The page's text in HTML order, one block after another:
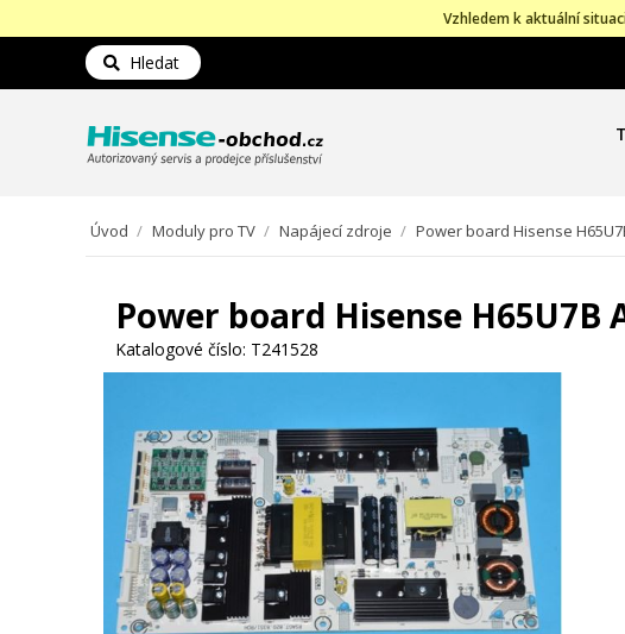
Vzhledem k aktuální
Hledat
Úvod / Moduly pro TV / Napájecí zdroje / Power board Hisense
Power board Hisense H65U7B
Katalogové číslo: T241528